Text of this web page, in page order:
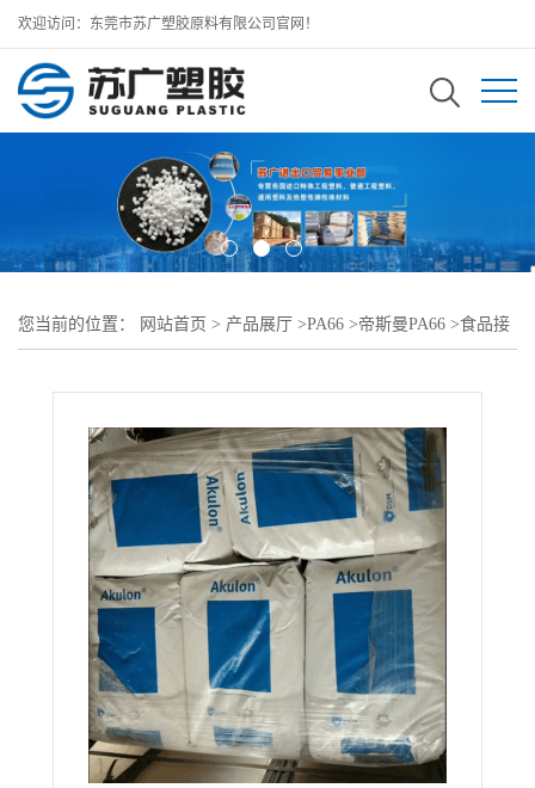
欢迎访问：东莞市苏广塑胶原料有限公司官网！
您当前的位置： 网站首页 > 产品展厅 >PA66 >帝斯曼PA66 >食品接